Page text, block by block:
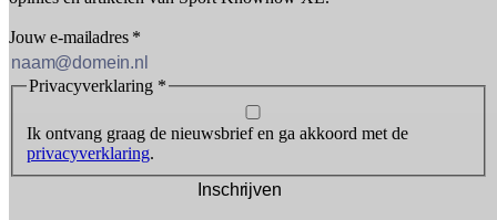
Jouw e-mailadres *
Privacyverklaring *
Ik ontvang graag de nieuwsbrief en ga akkoord met de
privacyverklaring.
Inschrijven